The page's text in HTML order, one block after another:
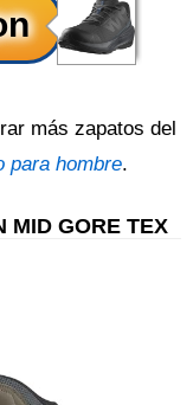
más zapatos del
para hombre.
MID GORE TEX